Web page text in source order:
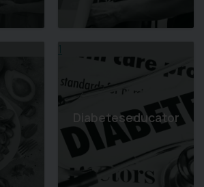
1
Diabeteseducator